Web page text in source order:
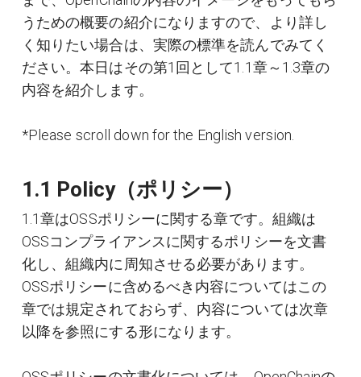
うための概要の紹介になりますので、より詳し
く知りたい場合は、実際の標準を読んでみてく
ださい。本日はその第1回として1.1章～1.3章の
内容を紹介します。
*Please scroll down for the English version.
1.1 Policy（ポリシー）
1.1章はOSSポリシーに関する章です。組織は
OSSコンプライアンスに関するポリシーを文書
化し、組織内に周知させる必要があります。
OSSポリシーに含めるべき内容についてはこの
章では規定されておらず、内容については次章
以降を参照にする形になります。